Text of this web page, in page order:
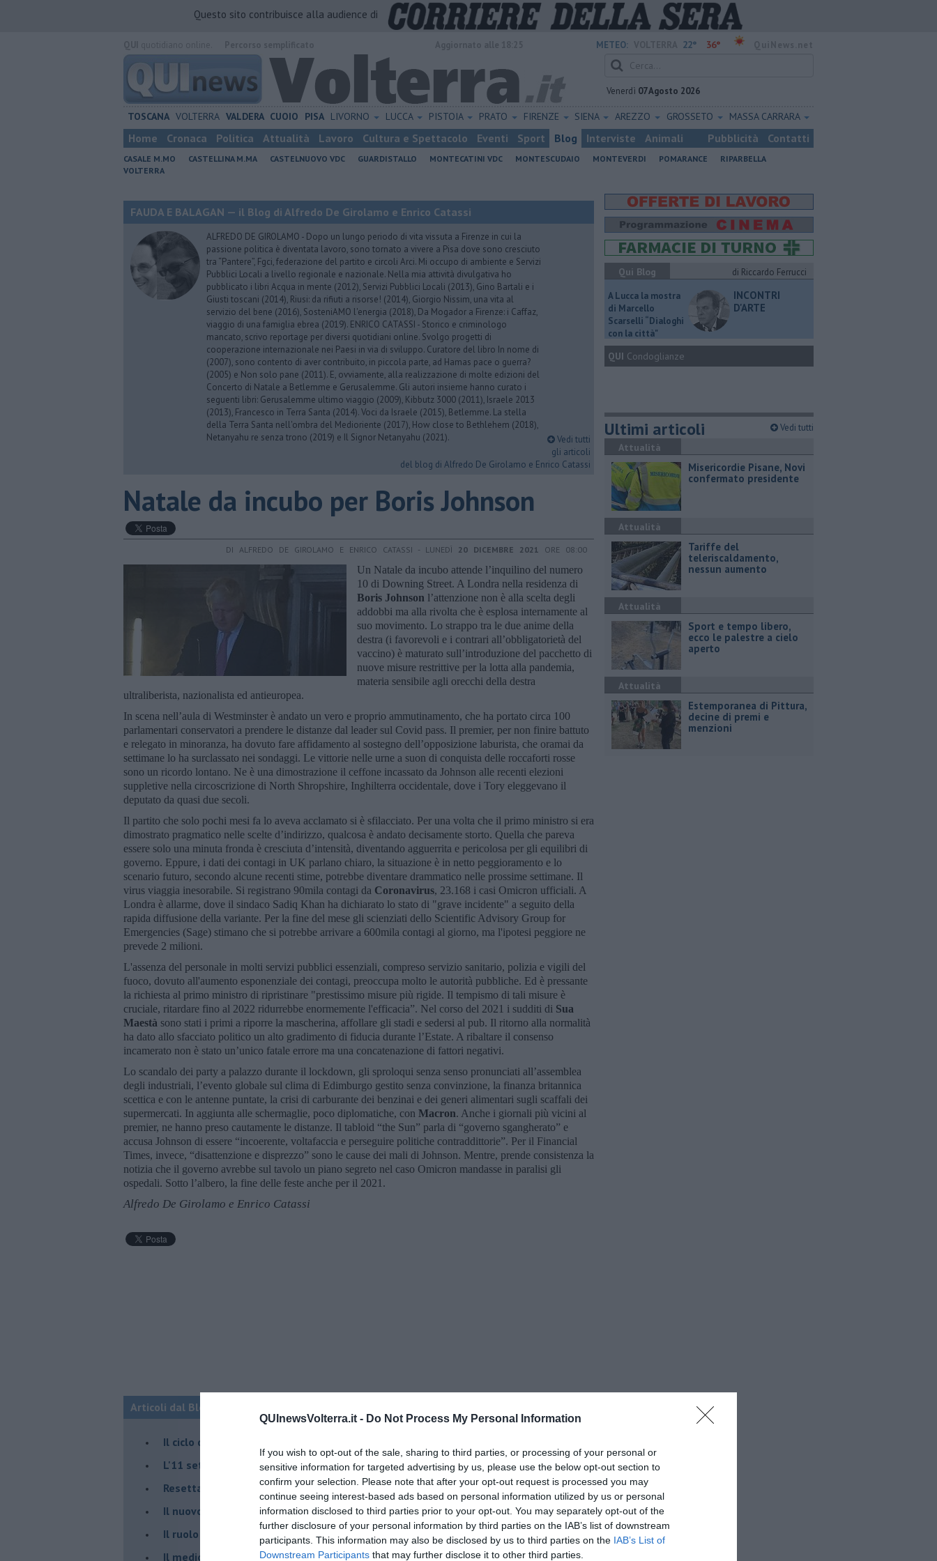
QUInewsVolterra.it - Do Not Process My Personal Information
If you wish to opt-out of the sale, sharing to third parties, or processing of your personal or
sensitive information for targeted advertising by us, please use the below opt-out section to
confirm your selection. Please note that after your opt-out request is processed you may
continue seeing interest-based ads based on personal information utilized by us or personal
information disclosed to third parties prior to your opt-out. You may separately opt-out of the
further disclosure of your personal information by third parties on the IAB’s list of downstream
participants. This information may also be disclosed by us to third parties on the IAB’s List of
Downstream Participants that may further disclose it to other third parties.
Questo sito contribuisce alla audience di
METEO: 22° 36°
Venerdì 07 Agosto 2026
TOSCANA VOLTERRA VALDERA CUOIO PISA LIVORNO LUCCA PISTOIA PRATO FIRENZE SIENA AREZZO GROSSETO MASSA CARRARA
Home Cronaca Politica Attualità Lavoro Cultura e Spettacolo Eventi Sport Blog Interviste Animali Pubblicità Contatti
CASALE M.MO CASTELLINA M.MA CASTELNUOVO VDC GUARDISTALLO MONTECATINI VDC MONTESCUDAIO MONTEVERDI POMARANCE
RIPARBELLA
VOLTERRA
FAUDA E BALAGAN — il Blog di Alfredo De Girolamo e Enrico Catassi
ALFREDO DE GIROLAMO - Dopo un lungo periodo di vita vissuta a Firenze in cui la
passione politica è diventata lavoro, sono tornato a vivere a Pisa dove sono cresciuto
tra “Pantere”, Fgci, federazione del partito e circoli Arci. Mi occupo di ambiente e Servizi
Pubblici Locali a livello regionale e nazionale. Nella mia attività divulgativa ho
pubblicato i libri Acqua in mente (2012), Servizi Pubblici Locali (2013), Gino Bartali e i
Giusti toscani (2014), Riusi: da rifiuti a risorse! (2014), Giorgio Nissim, una vita al
servizio del bene (2016), SosteniAMO l'energia (2018), Da Mogador a Firenze: i Caffaz,
viaggio di una famiglia ebrea (2019). ENRICO CATASSI - Storico e criminologo
mancato, scrivo reportage per diversi quotidiani online. Svolgo progetti di
cooperazione internazionale nei Paesi in via di sviluppo. Curatore del libro In nome di
(2007), sono contento di aver contribuito, in piccola parte, ad Hamas pace o guerra?
(2005) e Non solo pane (2011). E, ovviamente, alla realizzazione di molte edizioni del
Concerto di Natale a Betlemme e Gerusalemme. Gli autori insieme hanno curato i
seguenti libri: Gerusalemme ultimo viaggio (2009), Kibbutz 3000 (2011), Israele 2013
(2013), Francesco in Terra Santa (2014). Voci da Israele (2015), Betlemme. La stella
della Terra Santa nell'ombra del Medioriente (2017), How close to Bethlehem (2018),
Netanyahu re senza trono (2019) e Il Signor Netanyahu (2021).
Vedi tutti
gli articoli
del blog di Alfredo De Girolamo e Enrico Catassi
Natale da incubo per Boris Johnson
DI ALFREDO DE GIROLAMO E ENRICO CATASSI - LUNEDÌ 20 DICEMBRE 2021 ORE 08:00
Un Natale da incubo attende l’inquilino del numero
10 di Downing Street. A Londra nella residenza di
Boris Johnson l’attenzione non è alla scelta degli
addobbi ma alla rivolta che è esplosa internamente al
suo movimento. Lo strappo tra le due anime della
destra (i favorevoli e i contrari all’obbligatorietà del
vaccino) è maturato sull’introduzione del pacchetto di
nuove misure restrittive per la lotta alla pandemia,
materia sensibile agli orecchi della destra
ultraliberista, nazionalista ed antieuropea.
In scena nell’aula di Westminster è andato un vero e proprio ammutinamento, che ha portato circa 100
parlamentari conservatori a prendere le distanze dal leader sul Covid pass. Il premier, per non finire battuto
e relegato in minoranza, ha dovuto fare affidamento al sostegno dell’opposizione laburista, che oramai da
settimane lo ha surclassato nei sondaggi. Le vittorie nelle urne a suon di conquista delle roccaforti rosse
sono un ricordo lontano. Ne è una dimostrazione il ceffone incassato da Johnson alle recenti elezioni
suppletive nella circoscrizione di North Shropshire, Inghilterra occidentale, dove i Tory eleggevano il
deputato da quasi due secoli.
Il partito che solo pochi mesi fa lo aveva acclamato si è sfilacciato. Per una volta che il primo ministro si era
dimostrato pragmatico nelle scelte d’indirizzo, qualcosa è andato decisamente storto. Quella che pareva
essere solo una minuta fronda è cresciuta d’intensità, diventando agguerrita e pericolosa per gli equilibri di
governo. Eppure, i dati dei contagi in UK parlano chiaro, la situazione è in netto peggioramento e lo
scenario futuro, secondo alcune recenti stime, potrebbe diventare drammatico nelle prossime settimane. Il
virus viaggia inesorabile. Si registrano 90mila contagi da Coronavirus, 23.168 i casi Omicron ufficiali. A
Londra è allarme, dove il sindaco Sadiq Khan ha dichiarato lo stato di "grave incidente" a seguito della
rapida diffusione della variante. Per la fine del mese gli scienziati dello Scientific Advisory Group for
Emergencies (Sage) stimano che si potrebbe arrivare a 600mila contagi al giorno, ma l'ipotesi peggiore ne
prevede 2 milioni.
L'assenza del personale in molti servizi pubblici essenziali, compreso servizio sanitario, polizia e vigili del
fuoco, dovuto all'aumento esponenziale dei contagi, preoccupa molto le autorità pubbliche. Ed è pressante
la richiesta al primo ministro di ripristinare "prestissimo misure più rigide. Il tempismo di tali misure è
cruciale, ritardare fino al 2022 ridurrebbe enormemente l'efficacia”. Nel corso del 2021 i sudditi di Sua
Maestà sono stati i primi a riporre la mascherina, affollare gli stadi e sedersi al pub. Il ritorno alla normalità
ha dato allo sfacciato politico un alto gradimento di fiducia durante l’Estate. A ribaltare il consenso
incamerato non è stato un’unico fatale errore ma una concatenazione di fattori negativi.
Lo scandalo dei party a palazzo durante il lockdown, gli sproloqui senza senso pronunciati all’assemblea
degli industriali, l’evento globale sul clima di Edimburgo gestito senza convinzione, la finanza britannica
scettica e con le antenne puntate, la crisi di carburante dei benzinai e dei generi alimentari sugli scaffali dei
supermercati. In aggiunta alle schermaglie, poco diplomatiche, con Macron. Anche i giornali più vicini al
premier, ne hanno preso cautamente le distanze. Il tabloid “the Sun” parla di “governo sgangherato” e
accusa Johnson di essere “incoerente, voltafaccia e perseguire politiche contraddittorie”. Per il Financial
Times, invece, “disattenzione e disprezzo” sono le cause dei mali di Johnson. Mentre, prende consistenza la
notizia che il governo avrebbe sul tavolo un piano segreto nel caso Omicron mandasse in paralisi gli
ospedali. Sotto l’albero, la fine delle feste anche per il 2021.
Alfredo De Girolamo e Enrico Catassi
Articoli dal Blog “Fauda e balagan” di Alfredo De Girolamo e Enrico Catassi
Il ciclo della violenza in Medioriente
L'11 settembre di Israele è iniziato il 7 ottobre 2023
Resettare l’era di Netanyahu
​Il nuovo corso dell’era di Erdogan
Il ruolo delle diplomazie nei conflitti
Il medioriente di Silvio
Qui Blog
di Riccardo Ferrucci
A Lucca la mostra
di Marcello
Scarselli “Dialoghi
con la città"
INCONTRI
D'ARTE
QUI Condoglianze
Ultimi articoli Vedi tutti
Attualità
Misericordie Pisane, Novi
confermato presidente
Attualità
Tariffe del
teleriscaldamento,
nessun aumento
Attualità
Sport e tempo libero,
ecco le palestre a cielo
aperto
Attualità
Estemporanea di Pittura,
decine di premi e
menzioni